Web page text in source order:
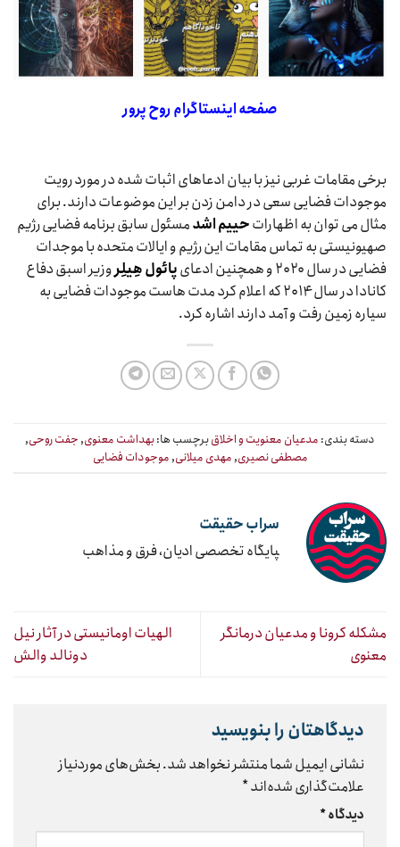
صفحه اینستاگرام روح پرور
برخی مقامات غربی نیز با بیان ادعاهای اثبات شده در مورد رویت
موجودات فضایی سعی در دامن زدن بر این موضوعات دارند. برای
مثال می توان به اظهاراتحییم اشدمسئول سابق برنامه فضایی رژیم
صهیونیستی به تماس مقامات این رژیم و ایالات متحده با موجدات
فضایی در سال ۲۰۲۰ و همچنین ادعای
پائول هِیلِروزیر اسبق دفاع
کانادا در سال ۲۰۱۴ که اعلام کرد مدت هاست موجودات فضایی به
سیاره زمین رفت و آمد دارند اشاره کرد.
دسته بندی: مدعیان معنویت و اخلاقبرچسب ها:بهداشت معنوی, جفت روحی,
مصطفی نصیری, مهدی میلانی, موجودات فضایی
سراب حقیقت
‍پایگاه تخصصی ادیان، فرق و مذاهب
مشکله کرونا و مدعیان درمانگر
معنوی
الهیات اومانیستی در آثار نیل
دونالد والش
دیدگاهتان را بنویسید
نشانی ایمیل شما منتشر نخواهد شد.بخش‌های موردنیاز
علامت‌گذاری شده‌اند*
دیدگاه*